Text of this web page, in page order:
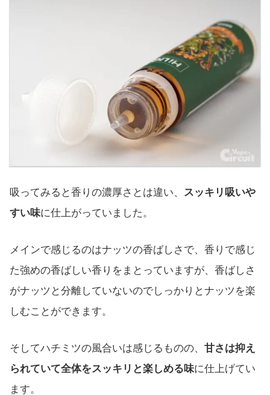
吸ってみると香りの濃厚さとは違い、 スッキリ吸いや
すい味に仕上がっていました。
メインで感じるのはナッツの香ばしさで、香りで感じ
た強めの香ばしい香りをまとっていますが、香ばしさ
がナッツと分離していないのでしっかりとナッツを楽
しむことができます。
そしてハチミツの風合いは感じるものの、 甘さは抑え
られていて全体をスッキリと楽しめる味に仕上げてい
ます。